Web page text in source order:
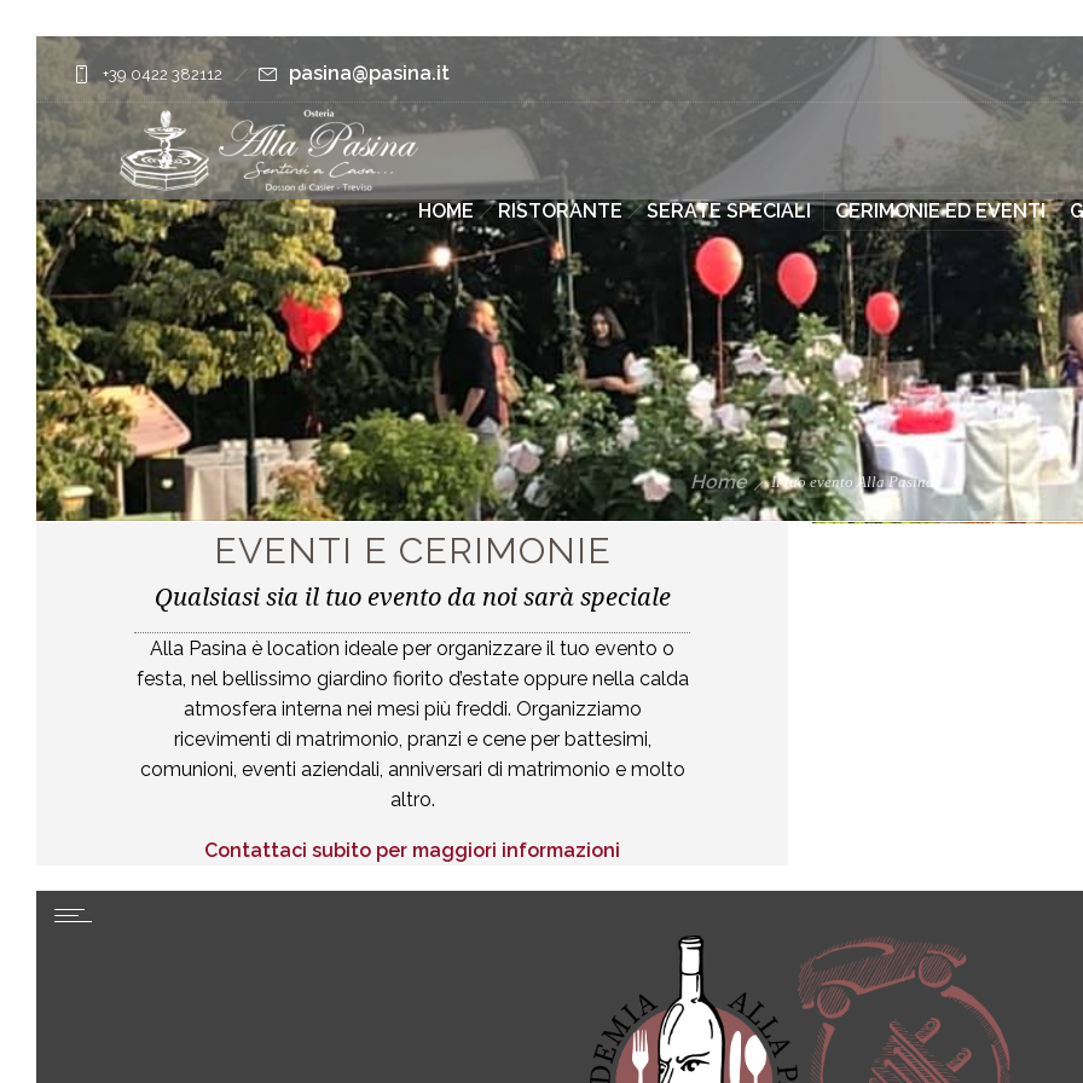
+39 0422 382112 pasina@pasina.it
HOME RISTORANTE SERATE SPECIALI CERIMONIE ED EVENTI
Home Il tuo evento Alla Pasina
EVENTI E CERIMONIE
Qualsiasi sia il tuo evento da noi sarà speciale
Alla Pasina è location ideale per organizzare il tuo evento o
festa, nel bellissimo giardino fiorito d’estate oppure nella calda
atmosfera interna nei mesi più freddi. Organizziamo
ricevimenti di matrimonio, pranzi e cene per battesimi,
comunioni, eventi aziendali, anniversari di matrimonio e molto
altro.
Contattaci subito per maggiori informazioni
DOSSON DI CASIER - TREVISO
Osteria Alla Pasina s.n.c. di Pasin G. Carlo & C.
Tel+39 0422 382112- Fax +39 0422 492322
Emailpasina@pasina.it
P.Iva 02123290260 /Dati societari/ Privacy
policy
Project byPromoservice.com
Aggiorna le impostazioni di tracciamento
della pubblicità
SEGUICI SU FACEBOOK
Dietro le quinte, novità, anteprime dei piatti in menu e molto
altro!
Ti